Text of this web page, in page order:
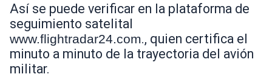
Así se puede verificar en la plataforma de
seguimiento satelital
www.flightradar24.com., quien certifica el
minuto a minuto de la trayectoria del avión
militar.